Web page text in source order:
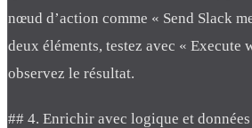
nœud d’action comme « Send Slack
deux éléments, testez avec « Execute
observez le résultat.
## 4. Enrichir avec logique et données